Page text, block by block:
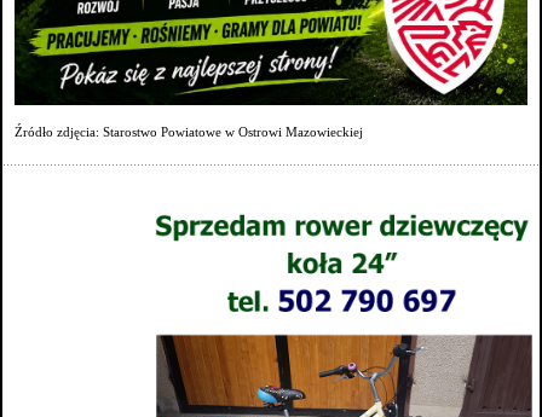
Źródło zdjęcia: Starostwo Powiatowe w Ostrowi Mazowieckiej